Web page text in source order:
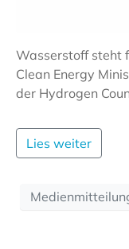
Wasserstoff steht
Clean Energy
der Hydrogen
Lies weiter